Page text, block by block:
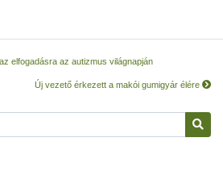
elfogadásra az autizmus világnapján
Új vezető érkezett a makói gumigyár élére